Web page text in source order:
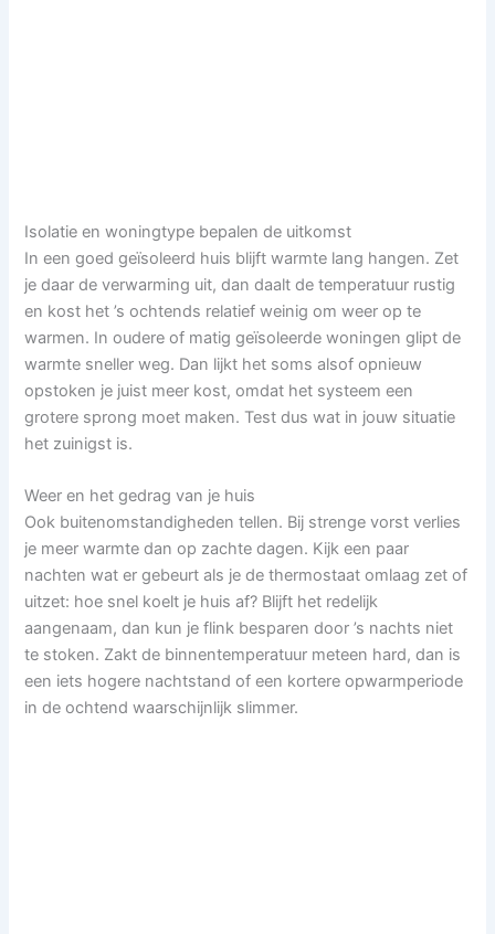
Isolatie en woningtype bepalen de uitkomst
In een goed geïsoleerd huis blijft warmte lang hangen. Zet
je daar de verwarming uit, dan daalt de temperatuur rustig
en kost het ’s ochtends relatief weinig om weer op te
warmen. In oudere of matig geïsoleerde woningen glipt de
warmte sneller weg. Dan lijkt het soms alsof opnieuw
opstoken je juist meer kost, omdat het systeem een
grotere sprong moet maken. Test dus wat in jouw situatie
het zuinigst is.
Weer en het gedrag van je huis
Ook buitenomstandigheden tellen. Bij strenge vorst verlies
je meer warmte dan op zachte dagen. Kijk een paar
nachten wat er gebeurt als je de thermostaat omlaag zet of
uitzet: hoe snel koelt je huis af? Blijft het redelijk
aangenaam, dan kun je flink besparen door ’s nachts niet
te stoken. Zakt de binnentemperatuur meteen hard, dan is
een iets hogere nachtstand of een kortere opwarmperiode
in de ochtend waarschijnlijk slimmer.